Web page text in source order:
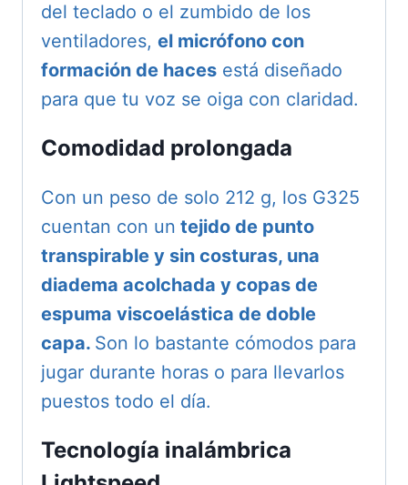
del teclado o el zumbido de los
ventiladores, el micrófono con
formación de haces está diseñado
para que tu voz se oiga con claridad.
Comodidad prolongada
Con un peso de solo 212 g, los G325
cuentan con un tejido de punto
transpirable y sin costuras, una
diadema acolchada y copas de
espuma viscoelástica de doble
capa. Son lo bastante cómodos para
jugar durante horas o para llevarlos
puestos todo el día.
Tecnología inalámbrica